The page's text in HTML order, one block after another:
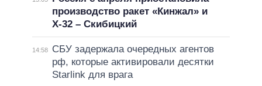
производство ракет «Кинжал» и
Х-32 – Скибицкий
14:58
СБУ задержала очередных агентов
рф, которые активировали десятки
Starlink для врага